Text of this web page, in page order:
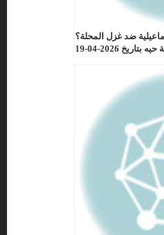
ضد غزل المحلة؟
بتاريخ 2026-04-19